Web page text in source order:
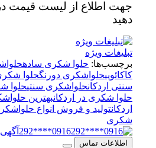
جهت اطلاع از لیست قیمت در
تبلیغات ویژه
برچسب‌ها:حلوا شکری ساده حلواشکری
کاکائوییحلواشکری دورنگحلوا شکری
سنتی اردکان حلواشکری سنتیحلوا شکری
حلوا شکری در اردکان
بهترین حلواشکری
تولید و فروش انواع حلواشکری
شکری
0916****292
آگهی
اطلاعات تماس